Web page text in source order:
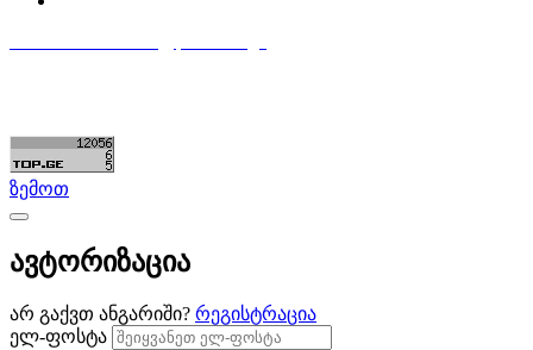
ზემოთ
ავტორიზაცია
არ გაქვთ ანგარიში? რეგისტრაცია
ელ-ფოსტა